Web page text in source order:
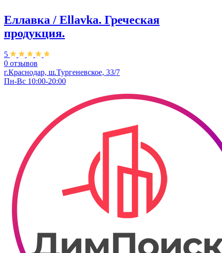
Еллавка / Ellavka. Греческая
продукция.
5
0 отзывов
г.Краснодар, ш.Тургеневское, 33/7
Пн-Вс 10:00-20:00